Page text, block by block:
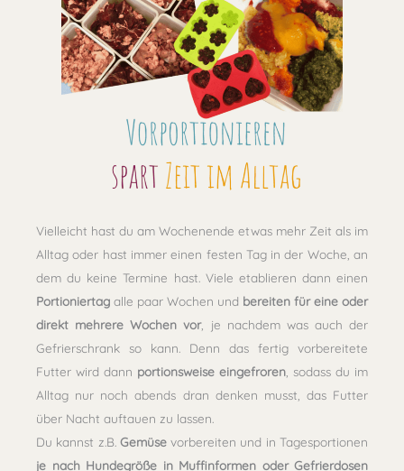
Vielleicht hast du am Wochenende etwas mehr Zeit als im
Alltag oder hast immer einen festen Tag in der Woche, an
dem du keine Termine hast. Viele etablieren dann einen
Portioniertag alle paar Wochen und bereiten für eine oder
direkt mehrere Wochen vor, je nachdem was auch der
Gefrierschrank so kann. Denn das fertig vorbereitete
Futter wird dann portionsweise eingefroren , sodass du im
Alltag nur noch abends dran denken musst, das Futter
über Nacht auftauen zu lassen.
Du kannst z.B. Gemüsevorbereiten und in Tagesportionen
je nach Hundegröße in Muffinformen oder Gefrierdosen